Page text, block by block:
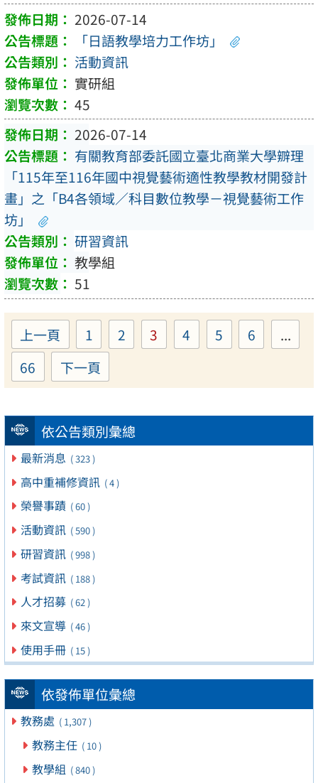
依公告類別彙總
最新消息 ( 323 )
高中重補修資訊 ( 4 )
榮譽事蹟 ( 60 )
活動資訊 ( 590 )
研習資訊 ( 998 )
考試資訊 ( 188 )
人才招募 ( 62 )
來文宣導 ( 46 )
使用手冊 ( 15 )
依發佈單位彙總
教務處 ( 1,307 )
教務主任 ( 10 )
教學組 ( 840 )
2026-07-14
「日語教學培力工作坊」
活動資訊
實研組
45
2026-07-14
有關教育部委託國立臺北商業大學辧理
「115年至116年國中視覺藝術適性教學教材開發計
畫」之「B4各領域／科目數位教學－視覺藝術工作
坊」
研習資訊
教學組
51
上一頁 Page
1 Page
2 Page
3 Page
4 Page
5 Page
6
...
Page
66 下一頁